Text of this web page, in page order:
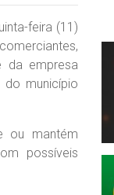
feira (11)
da empresa
município
ou mantém
possíveis